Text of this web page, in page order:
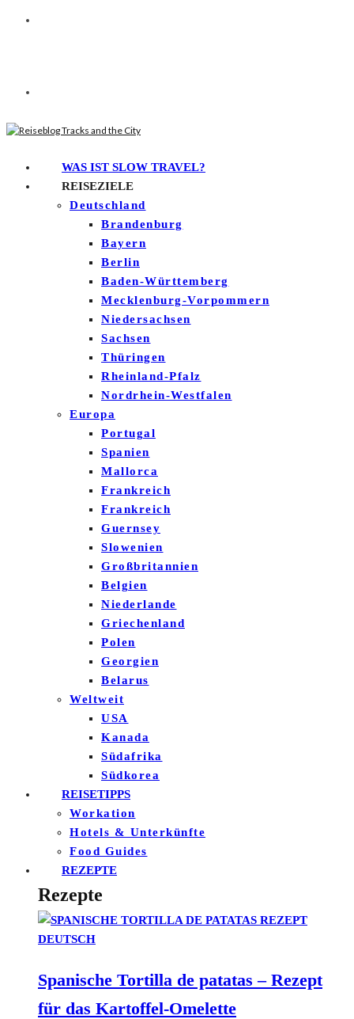
WAS IST SLOW TRAVEL?
REISEZIELE
Deutschland
Brandenburg
Bayern
Berlin
Baden-Württemberg
Mecklenburg-Vorpommern
Niedersachsen
Sachsen
Thüringen
Rheinland-Pfalz
Nordrhein-Westfalen
Europa
Portugal
Spanien
Mallorca
Frankreich
Frankreich
Guernsey
Slowenien
Großbritannien
Belgien
Niederlande
Griechenland
Polen
Georgien
Belarus
Weltweit
USA
Kanada
Südafrika
Südkorea
REISETIPPS
Workation
Hotels & Unterkünfte
Food Guides
REZEPTE
Rezepte
Spanische Tortilla de patatas – Rezept
für das Kartoffel-Omelette